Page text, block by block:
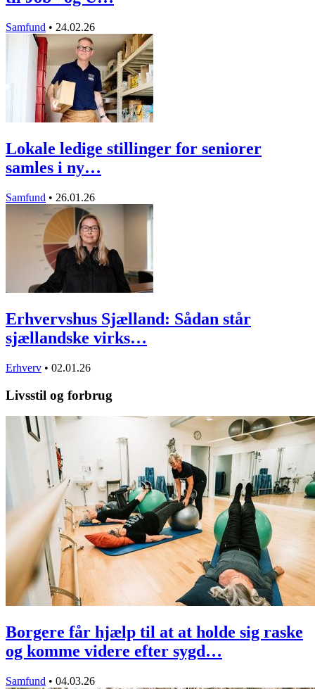
Samfund • 24.02.26
Lokale ledige stillinger for seniorer
samles i ny…
Samfund • 26.01.26
Erhvervshus Sjælland: Sådan står
sjællandske virks…
Erhverv • 02.01.26
Livsstil og forbrug
Borgere får hjælp til at at holde sig raske
og komme videre efter sygd…
Samfund • 04.03.26